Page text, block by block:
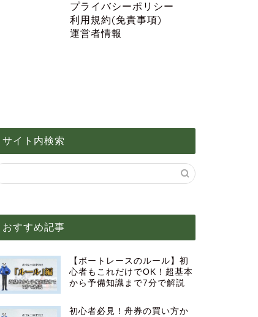
プライバシーポリシー
利用規約(免責事項)
運営者情報
サイト内検索
おすすめ記事
【ボートレースのルール】初
心者もこれだけでOK！超基本
から予備知識まで7分で解説
初心者必見！舟券の買い方か